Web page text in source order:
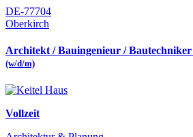
DE-77704
Oberkirch
Architekt / Bauingenieur /
(w/d/m)
Vollzeit